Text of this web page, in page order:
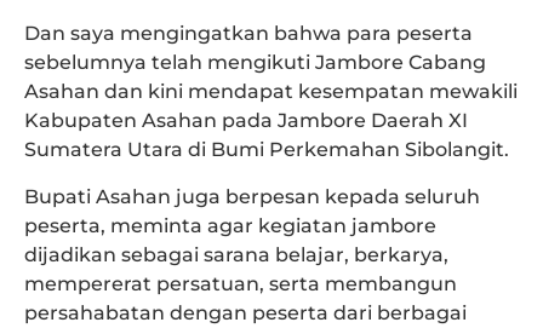
Dan saya mengingatkan bahwa para peserta
sebelumnya telah mengikuti Jambore Cabang
Asahan dan kini mendapat kesempatan mewakili
Kabupaten Asahan pada Jambore Daerah XI
Sumatera Utara di Bumi Perkemahan Sibolangit.
Bupati Asahan juga berpesan kepada seluruh
peserta, meminta agar kegiatan jambore
dijadikan sebagai sarana belajar, berkarya,
mempererat persatuan, serta membangun
persahabatan dengan peserta dari berbagai